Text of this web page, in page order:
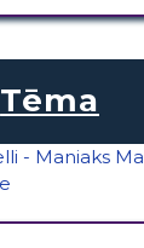
Tēma